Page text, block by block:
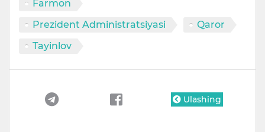
Farmon
Prezident Administratsiyasi
Qaror
Tayinlov
Ulashing